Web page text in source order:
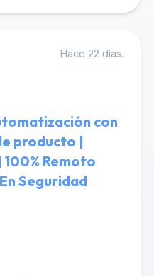
Hace 22 días.
con
producto |
100% Remoto
Seguridad